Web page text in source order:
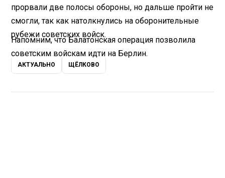
прорвали две полосы обороны, но дальше пройти не
смогли, так как натолкнулись на оборонительные
рубежи советских войск.
Напомним, что Балатонская операция позволила
советским войскам идти на Берлин.
АКТУАЛЬНО ЩЁЛКОВО